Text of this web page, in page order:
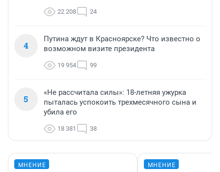
22 208 24
4
Путина ждут в Красноярске? Что известно о
возможном визите президента
19 954 99
5
«Не рассчитала силы»: 18-летняя ужурка
пыталась успокоить трехмесячного сына и
убила его
18 381 38
МНЕНИЕ МНЕНИЕ